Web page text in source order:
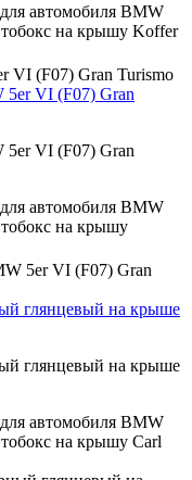
автомобиля BMW
на крышу Koffer
VI (F07) Gran
VI (F07) Gran
автомобиля BMW
на крышу
глянцевый на крыше
глянцевый на крыше
автомобиля BMW
на крышу Carl